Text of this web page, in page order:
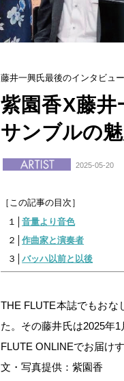
藤井一興氏最後のインタビュー
紫園香X藤
サンブルの魅
2025-05-20
［この記事の目次］
１│音量より音色
２│作曲家と演奏者
３│バッハ以前と以後
THE FLUTE本誌でもおな
た。その藤井氏は2025年
FLUTE ONLINEでお届け
文・写真提供：紫園香